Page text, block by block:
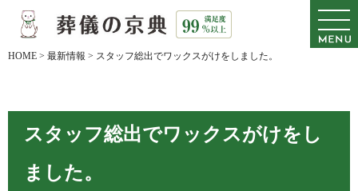
HOME > 最新情報 > スタッフ総出でワックスがけをしました。
スタッフ総出でワックスがけをし
ました。